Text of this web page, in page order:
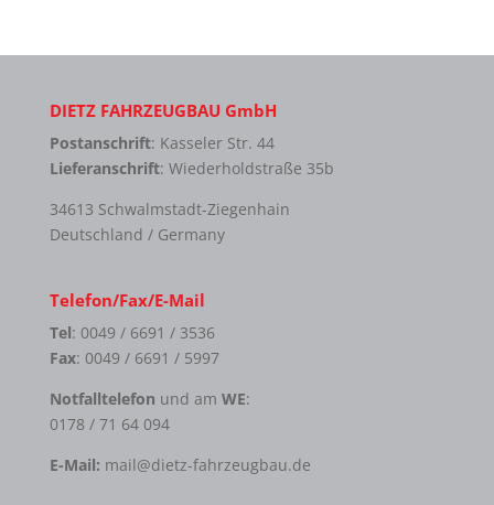
DIETZ FAHRZEUGBAU GmbH
Postanschrift: Kasseler Str. 44
Lieferanschrift: Wiederholdstraße 35b
34613 Schwalmstadt-Ziegenhain
Deutschland / Germany
Telefon/Fax/E-Mail
Tel: 0049 / 6691 / 3536
Fax: 0049 / 6691 / 5997
Notfalltelefon und am WE:
0178 / 71 64 094
E-Mail: mail@dietz-fahrzeugbau.de